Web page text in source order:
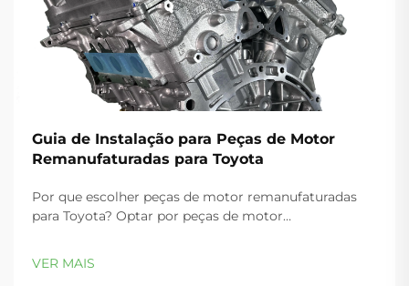
Guia de Instalação para Peças de Motor
Remanufaturadas para Toyota
Por que escolher peças de motor remanufaturadas
para Toyota? Optar por peças de motor
menos do que componentes OEM novos —
VER MAIS